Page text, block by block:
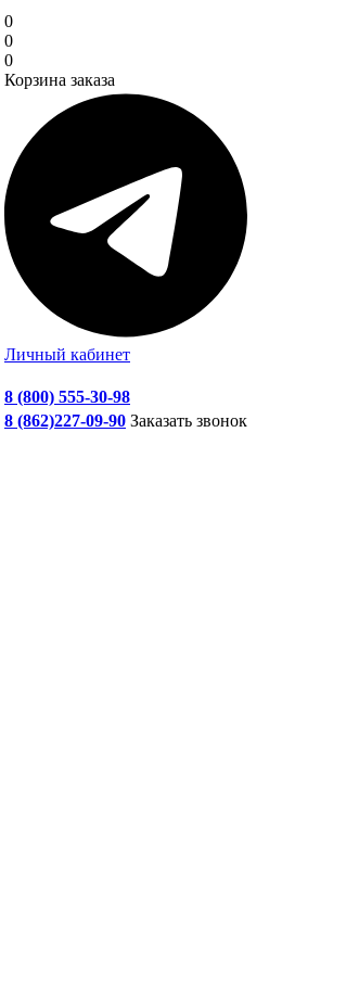
0
0
0
Корзина заказа
Личный кабинет
8 (800) 555-30-98
8 (862)227-09-90 Заказать звонок